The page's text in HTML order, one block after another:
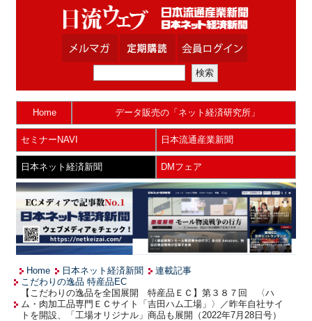
Home データ販売の「ネット経済研究所」
セミナーNAVI 日本流通産業新聞
日本ネット経済新聞 DMフェア
Home 日本ネット経済新聞
連載記事
こだわりの逸品 特産品EC
【こだわりの逸品を全国展開 特産品ＥＣ】第３８７回 〈ハ
ム・肉加工品専門ＥＣサイト「吉田ハム工場」〉／昨年自社サイ
トを開設、「工場オリジナル」商品も展開（2022年7月28日号）